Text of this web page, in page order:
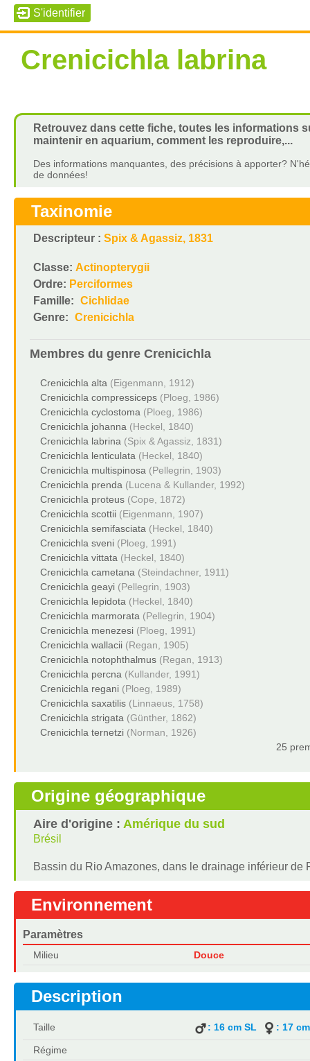
Crenicichla labrina
Retrouvez dans cette fiche, toutes les informations
maintenir en aquarium, comment les reproduire,...
Des informations manquantes, des précisions à apporter?
de données!
Taxinomie
Descripteur : Spix & Agassiz, 1831
Classe: Actinopterygii
Ordre: Perciformes
Famille: Cichlidae
Genre: Crenicichla
Membres du genre Crenicichla
Crenicichla alta (Eigenmann, 1912)
Crenicichla compressiceps (Ploeg, 1986)
Crenicichla cyclostoma (Ploeg, 1986)
Crenicichla johanna (Heckel, 1840)
Crenicichla labrina (Spix & Agassiz, 1831)
Crenicichla lenticulata (Heckel, 1840)
Crenicichla multispinosa (Pellegrin, 1903)
Crenicichla prenda (Lucena & Kullander, 1992)
Crenicichla proteus (Cope, 1872)
Crenicichla scottii (Eigenmann, 1907)
Crenicichla semifasciata (Heckel, 1840)
Crenicichla sveni (Ploeg, 1991)
Crenicichla vittata (Heckel, 1840)
Crenicichla cametana (Steindachner, 1911)
Crenicichla geayi (Pellegrin, 1903)
Crenicichla lepidota (Heckel, 1840)
Crenicichla marmorata (Pellegrin, 1904)
Crenicichla menezesi (Ploeg, 1991)
Crenicichla wallacii (Regan, 1905)
Crenicichla notophthalmus (Regan, 1913)
Crenicichla percna (Kullander, 1991)
Crenicichla regani (Ploeg, 1989)
Crenicichla saxatilis (Linnaeus, 1758)
Crenicichla strigata (Günther, 1862)
Crenicichla ternetzi (Norman, 1926)
25
Origine géographique
Aire d'origine : Amérique du sud
Brésil
Bassin du Rio Amazones, dans le drainage inférieur de
Environnement
Paramètres
Milieu Douce
Description
Taille : 16 cm SL : 17
Régime